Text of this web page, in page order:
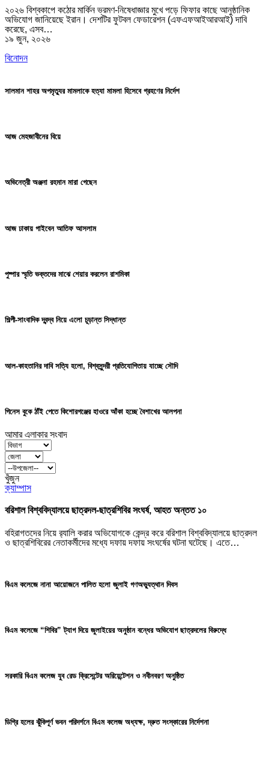
২০২৬ বিশ্বকাপে কঠোর মার্কিন ভ্রমণ-নিষেধাজ্ঞার মুখে পড়ে ফিফার কাছে আনুষ্ঠানিক
অভিযোগ জানিয়েছে ইরান। দেশটির ফুটবল ফেডারেশন (এফএফআইআরআই) দাবি
করেছে, এসব…
১৯ জুন, ২০২৬
বিনোদন
সালমান শাহর অপমৃত্যুর মামলাকে হত্যা মামলা হিসেবে গ্রহণের নির্দেশ
আজ মেহজাবীনের বিয়ে
অভিনেত্রী অঞ্জনা রহমান মারা গেছেন
আজ ঢাকায় গাইবেন আতিফ আসলাম
পুষ্পার স্মৃতি ভক্তদের মাঝে শেয়ার করলেন রাশমিকা
শিল্পী-সাংবাদিক দ্বন্দ্ব নিয়ে এলো চূড়ান্ত সিদ্ধান্ত
আল-কাহতানির দাবি সত্যি হলো, বিশ্বসুন্দরী প্রতিযোগিতায় যাচ্ছে সৌদি
গিনেস বুকে ঠাঁই পেতে কিশোরগঞ্জের হাওরে আঁকা হচ্ছে বৈশাখের আলপনা
আমার এলাকার সংবাদ
খুঁজুন
ক্যাম্পাস
বরিশাল বিশ্ববিদ্যালয়ে ছাত্রদল-ছাত্রশিবির সংঘর্ষ, আহত অন্তত ১০
বহিরাগতদের নিয়ে র‍্যালি করার অভিযোগকে কেন্দ্র করে বরিশাল বিশ্ববিদ্যালয়ে ছাত্রদল
ও ছাত্রশিবিরের নেতাকর্মীদের মধ্যে দফায় দফায় সংঘর্ষের ঘটনা ঘটেছে। এতে…
বিএম কলেজে নানা আয়োজনে পালিত হলো জুলাই গণঅভ্যুত্থান দিবস
বিএম কলেজে “শিবির” ট্যাগ দিয়ে জুলাইয়ের অনুষ্ঠান বন্ধের অভিযোগ ছাত্রদলের বিরুদ্ধে
সরকারি বিএম কলেজ যুব রেড ক্রিসেন্টের অরিয়েন্টেশন ও নবীনবরণ অনুষ্ঠিত
ডিগ্রি হলের ঝুঁকিপূর্ণ ভবন পরিদর্শনে বিএম কলেজ অধ্যক্ষ, দ্রুত সংস্কারের নির্দেশনা